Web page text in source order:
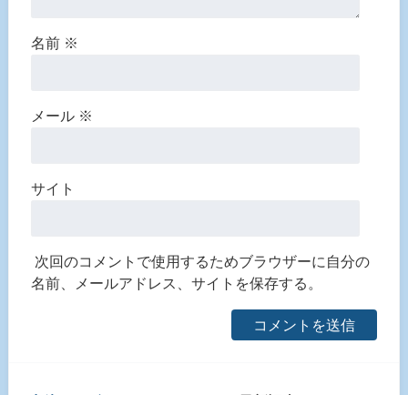
名前 ※
メール ※
サイト
次回のコメントで使用するためブラウザーに自分の
名前、メールアドレス、サイトを保存する。